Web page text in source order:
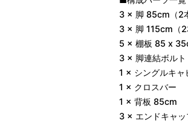
3 × 脚 85cm（2
3 × 脚 115cm（2
5 × 棚板 85 x
3 × 脚連結ボル
1 × シングルキャ
1 × クロスバー
1 × 背板 85cm
3 × エンドキャッ